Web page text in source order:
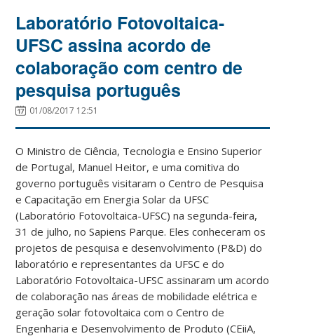
Laboratório Fotovoltaica-
UFSC assina acordo de
colaboração com centro de
pesquisa português
01/08/2017 12:51
O Ministro de Ciência, Tecnologia e Ensino Superior
de Portugal, Manuel Heitor, e uma comitiva do
governo português visitaram o Centro de Pesquisa
e Capacitação em Energia Solar da UFSC
(Laboratório Fotovoltaica-UFSC) na segunda-feira,
31 de julho, no Sapiens Parque. Eles conheceram os
projetos de pesquisa e desenvolvimento (P&D) do
laboratório e representantes da UFSC e do
Laboratório Fotovoltaica-UFSC assinaram um acordo
de colaboração nas áreas de mobilidade elétrica e
geração solar fotovoltaica com o Centro de
Engenharia e Desenvolvimento de Produto (CEiiA,